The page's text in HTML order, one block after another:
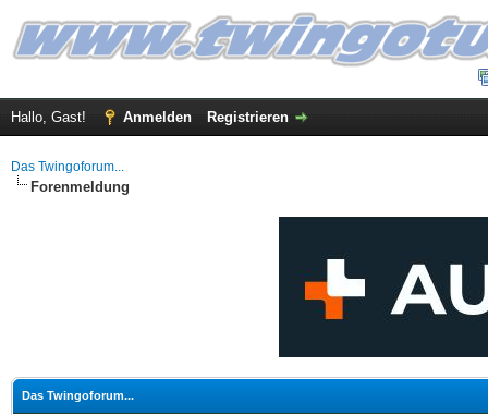
Hallo, Gast! Anmelden Registrieren
Das Twingoforum...
Forenmeldung
Das Twingoforum...